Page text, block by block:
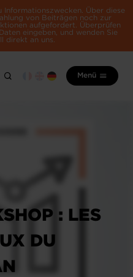
Informationszwecken. Über diese
von Beiträgen noch zur
aufgefordert. Überprüfen
eingeben, und wenden Sie
direkt an uns.
Menü
: LES
DU